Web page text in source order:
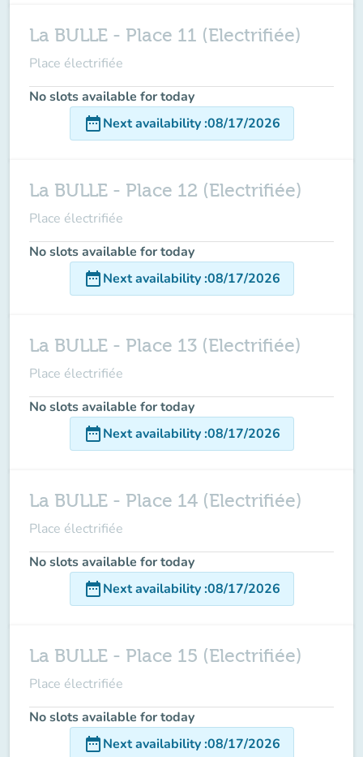
La BULLE - Place 11 (Electrifiée)
Place électrifiée
No slots available for today
date_rangeNext availability:08/17/2026
La BULLE - Place 12 (Electrifiée)
Place électrifiée
No slots available for today
date_rangeNext availability:08/17/2026
La BULLE - Place 13 (Electrifiée)
Place électrifiée
No slots available for today
date_rangeNext availability:08/17/2026
La BULLE - Place 14 (Electrifiée)
Place électrifiée
No slots available for today
date_rangeNext availability:08/17/2026
La BULLE - Place 15 (Electrifiée)
Place électrifiée
No slots available for today
date_rangeNext availability:08/17/2026